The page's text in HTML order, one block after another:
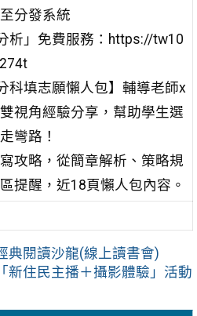
分發系統
析」免費服務：https://tw10
科填志願懶人包】輔導老師x
視角經驗分享，幫助學生選
彎路！
攻略，從簡章解析、策略規
提醒，近18頁懶人包內容。
典閱讀沙龍(線上讀書會)
「新住民主播＋攝影體驗」活動